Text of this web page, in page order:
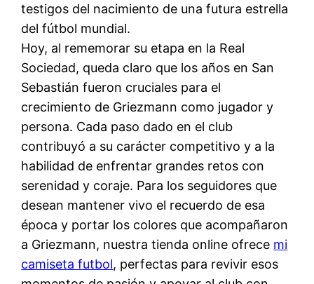
testigos del nacimiento de una futura estrella
del fútbol mundial.
Hoy, al rememorar su etapa en la Real
Sociedad, queda claro que los años en San
Sebastián fueron cruciales para el
crecimiento de Griezmann como jugador y
persona. Cada paso dado en el club
contribuyó a su carácter competitivo y a la
habilidad de enfrentar grandes retos con
serenidad y coraje. Para los seguidores que
desean mantener vivo el recuerdo de esa
época y portar los colores que acompañaron
a Griezmann, nuestra tienda online ofrece mi
camiseta futbol, perfectas para revivir esos